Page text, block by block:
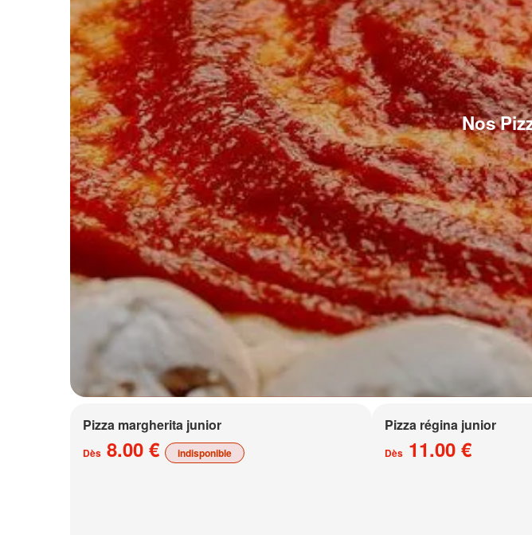
Nos
Pizza margherita junior
Dès 8.00 € indisponible
Pizza régina junior
Dès11.00 €